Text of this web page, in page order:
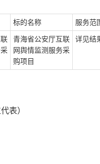
标的名称 服务范
青海省公安厅互联
网舆情监测服务采
购项目
详见结
表）